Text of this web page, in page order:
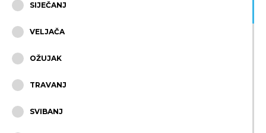
SIJEČANJ
VELJAČA
OŽUJAK
TRAVANJ
SVIBANJ